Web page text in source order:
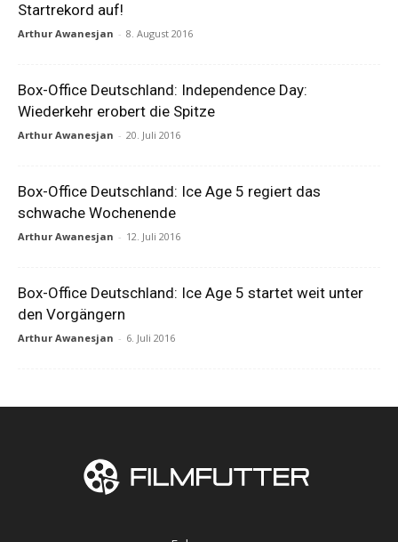
Startrekord auf!
Arthur Awanesjan - 8. August 2016
Box-Office Deutschland: Independence Day:
Wiederkehr erobert die Spitze
Arthur Awanesjan - 20. Juli 2016
Box-Office Deutschland: Ice Age 5 regiert das
schwache Wochenende
Arthur Awanesjan - 12. Juli 2016
Box-Office Deutschland: Ice Age 5 startet weit unter
den Vorgängern
Arthur Awanesjan - 6. Juli 2016